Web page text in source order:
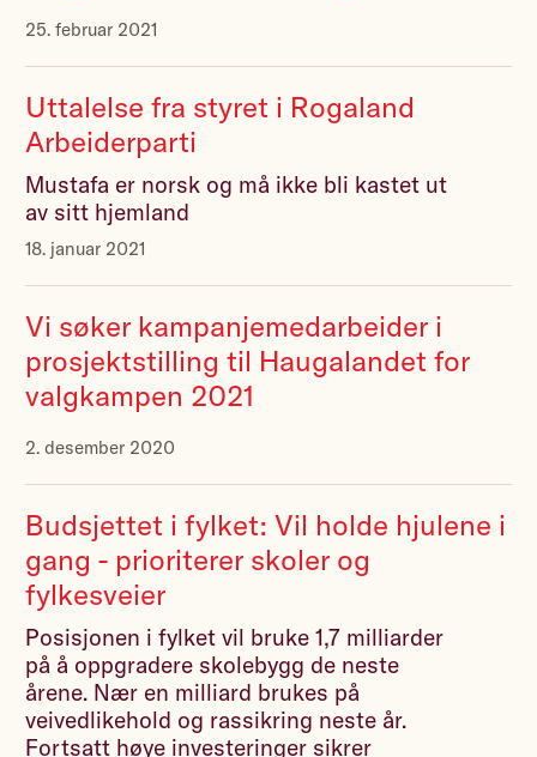
25. februar 2021
Uttalelse fra styret i Rogaland
Arbeiderparti
18. januar 2021
Mustafa er norsk og må ikke bli kastet ut
av sitt hjemland
Vi søker kampanjemedarbeider i
prosjektstilling til Haugalandet for
valgkampen 2021
2. desember 2020
Budsjettet i fylket: Vil holde hjulene i
gang - prioriterer skoler og
fylkesveier
Posisjonen i fylket vil bruke 1,7 milliarder
på å oppgradere skolebygg de neste
årene. Nær en milliard brukes på
veivedlikehold og rassikring neste år.
Fortsatt høye investeringer sikrer